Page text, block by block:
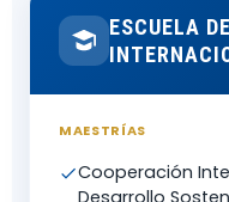
ESCUELA
MAESTRÍAS
Cooperación